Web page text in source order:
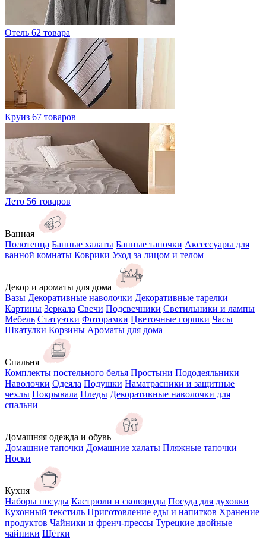
Отель 62 товара
Круиз 67 товаров
Лето 56 товаров
Ванная
Полотенца Банные халаты Банные тапочки Аксессуары для
ванной комнаты Коврики Уход за лицом и телом
Декор и ароматы для дома
Вазы Декоративные наволочки Декоративные тарелки
Картины Зеркала Свечи Подсвечники Светильники и лампы
Мебель Статуэтки Фоторамки Цветочные горшки Часы
Шкатулки Корзины Ароматы для дома
Спальня
Комплекты постельного белья Простыни Пододеяльники
Наволочки Одеяла Подушки Наматрасники и защитные
чехлы Покрывала Пледы Декоративные наволочки для
спальни
Домашняя одежда и обувь
Домашние тапочки Домашние халаты Пляжные тапочки
Носки
Кухня
Наборы посуды Кастрюли и сковороды Посуда для духовки
Кухонный текстиль Приготовление еды и напитков Хранение
продуктов Чайники и френч-прессы Турецкие двойные
чайники Щётки